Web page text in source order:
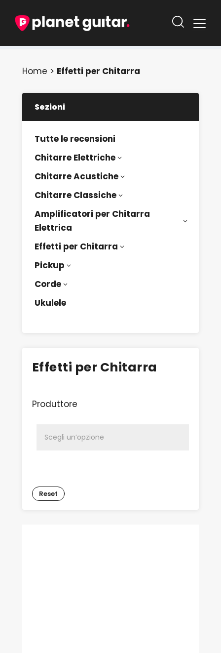
Home > Effetti per Chitarra
Sezioni
Tutte le recensioni
Chitarre Elettriche3
Chitarre Acustiche3
Chitarre Classiche3
Amplificatori per Chitarra
Elettrica
3
Effetti per Chitarra 3
Pickup 3
Corde3
Ukulele
Effetti per Chitarra
Produttore
Reset